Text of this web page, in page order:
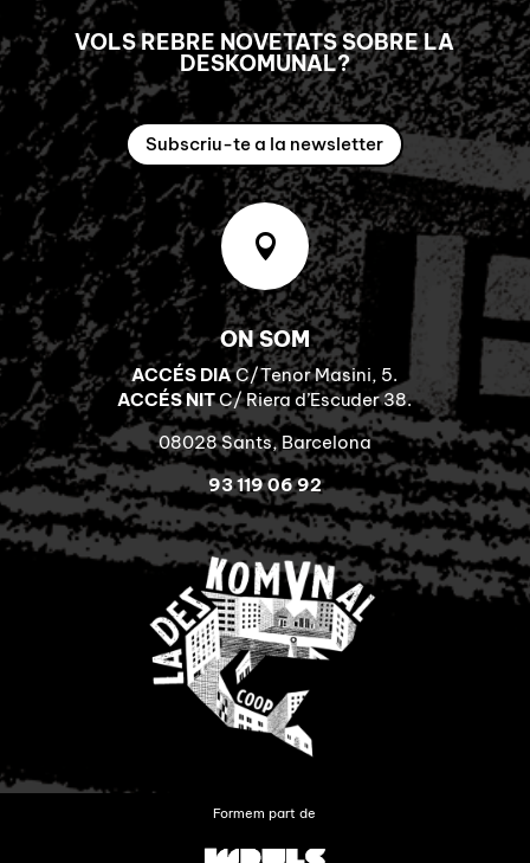
VOLS REBRE NOVETATS SOBRE LA
DESKOMUNAL?
Subscriu-te a la newsletter

ON SOM
ACCÉS DIAC/Tenor Masini, 5.
ACCÉS NITC/ Riera d’Escuder 38.
08028 Sants, Barcelona
93 119 06 92
Formem part de